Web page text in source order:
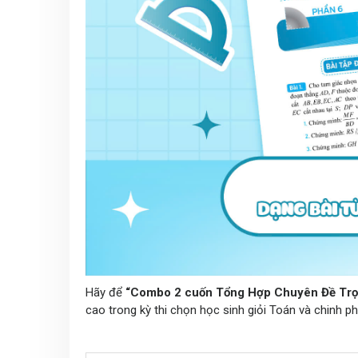
Hãy để “Combo 2 cuốn Tổng Hợp Chuyên Đề
cao trong kỳ thi chọn học sinh giỏi Toán và chinh